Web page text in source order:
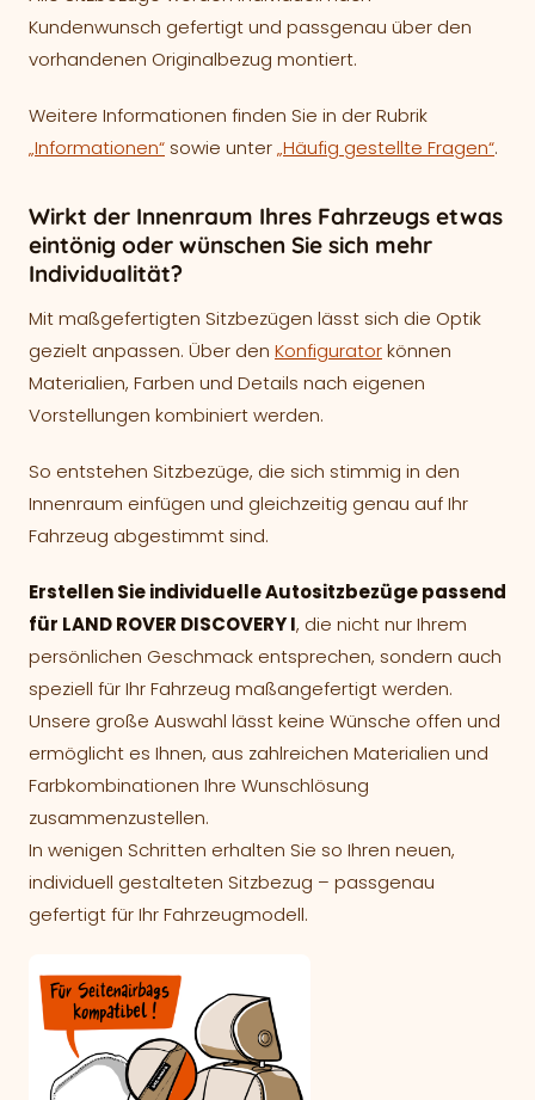
Kundenwunsch gefertigt und passgenau über den
vorhandenen Originalbezug montiert.
Weitere Informationen finden Sie in der Rubrik
„Informationen“ sowie unter„Häufig gestellte Fragen“.
Wirkt der Innenraum Ihres Fahrzeugs etwas
eintönig oder wünschen Sie sich mehr
Individualität?
Mit maßgefertigten Sitzbezügen lässt sich die Optik
gezielt anpassen. Über den Konfiguratorkönnen
Materialien, Farben und Details nach eigenen
Vorstellungen kombiniert werden.
So entstehen Sitzbezüge, die sich stimmig in den
Innenraum einfügen und gleichzeitig genau auf Ihr
Fahrzeug abgestimmt sind.
Erstellen Sie individuelle Autositzbezüge passend
für LAND ROVER DISCOVERY I, die nicht nur Ihrem
persönlichen Geschmack entsprechen, sondern auch
speziell für Ihr Fahrzeug maßangefertigt werden.
Unsere große Auswahl lässt keine Wünsche offen und
ermöglicht es Ihnen, aus zahlreichen Materialien und
Farbkombinationen Ihre Wunschlösung
zusammenzustellen.
In wenigen Schritten erhalten Sie so Ihren neuen,
individuell gestalteten Sitzbezug – passgenau
gefertigt für Ihr Fahrzeugmodell.